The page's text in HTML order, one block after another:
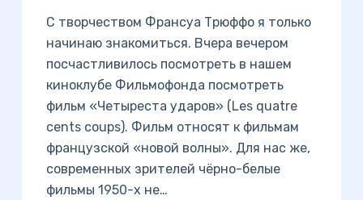
С творчеством Франсуа Трюффо я только
начинаю знакомиться. Вчера вечером
посчастливилось посмотреть в нашем
киноклубе Фильмофонда посмотреть
фильм «Четыреста ударов» (Les quatre
cents coups). Фильм относят к фильмам
французской «новой волны». Для нас же,
современных зрителей чёрно-белые
фильмы 1950-х не…